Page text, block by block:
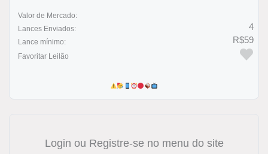
Valor de Mercado:
Lances Enviados:
4
Lance mínimo: R$59
Favoritar Leilão
Login ou Registre-se no menu do site